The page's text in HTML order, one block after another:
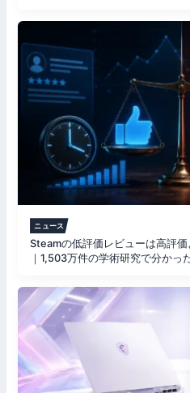
ニュース
Steamの低評価レビューは高評
｜1,503万件の学術研究で分かっ